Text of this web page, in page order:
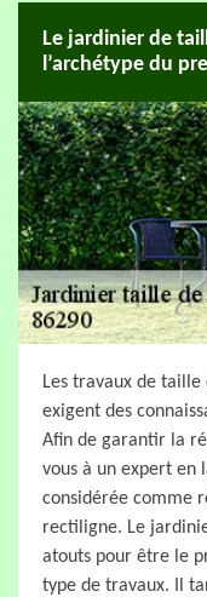
Le jardinier de
l’archétype du
Les travaux de
exigent des
Afin de garantir la
vous à un expert en
considérée comme
rectiligne. Le
atouts pour être le
type de travaux. Il